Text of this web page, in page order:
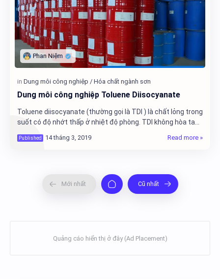
Dung môi công nghiệp Toluene Diisocyanate
Toluene diisocyanate (thường gọi là TDI ) là chất lỏng trong
suốt có độ nhớt thấp ở nhiệt độ phòng. TDI không hòa tan